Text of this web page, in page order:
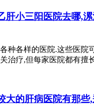
肝小三阳医院去哪,
种各样的医院.这些医院
治疗,但每家医院都有擅
大的肝病医院有那些